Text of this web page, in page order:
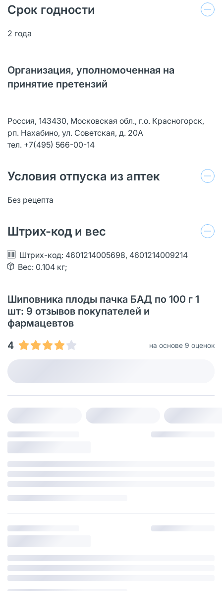
Срок годности
2 года
Организация, уполномоченная на
принятие претензий
Россия, 143430, Московская обл., г.о. Красногорск,
рп. Нахабино, ул. Советская, д. 20А
тел. +7(495) 566-00-14
Условия отпуска из аптек
Без рецепта
Штрих-код и вес
Штрих-код: 4601214005698, 4601214009214
Вес: 0.104 кг;
Шиповника плоды пачка БАД по 100 г 1
шт: 9 отзывов покупателей и
фармацевтов
4
на основе 9 оценок